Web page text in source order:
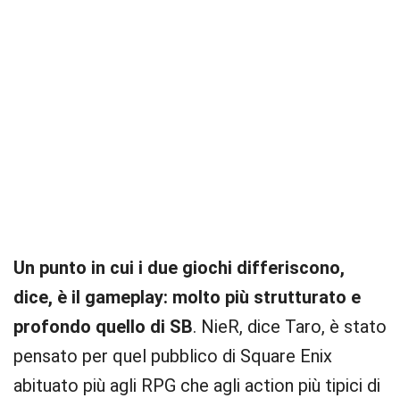
Un punto in cui i due giochi differiscono,
dice, è il gameplay: molto più strutturato e
profondo quello di SB. NieR, dice Taro, è stato
pensato per quel pubblico di Square Enix
abituato più agli RPG che agli action più tipici di